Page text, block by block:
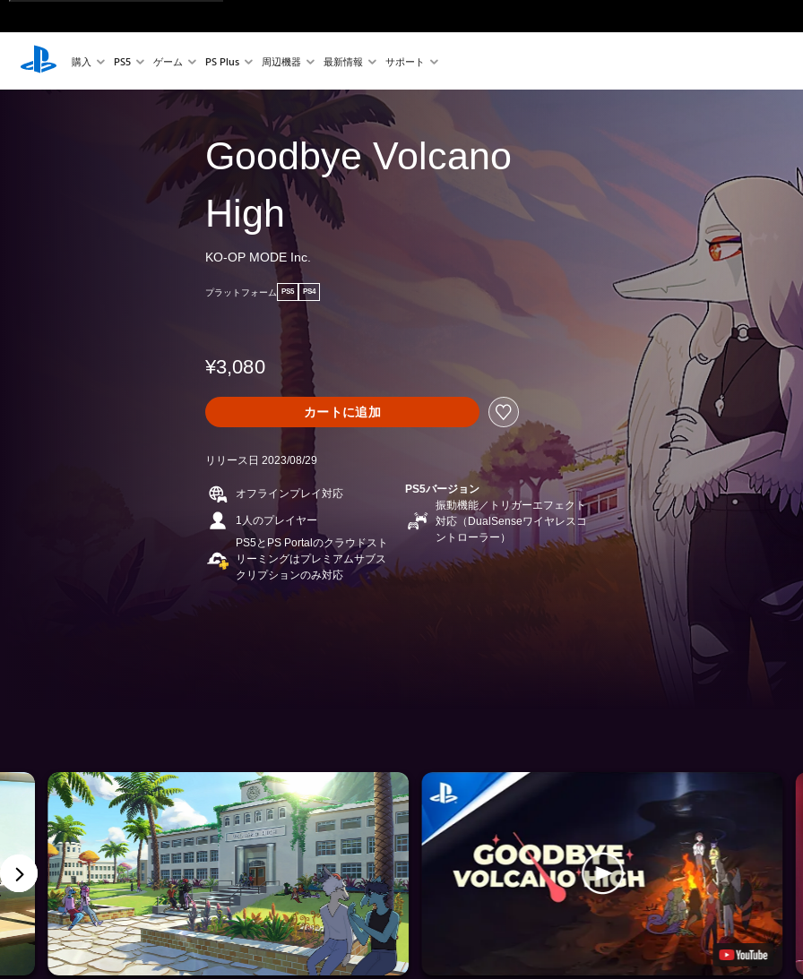
購入 PS5 ゲーム PS Plus 周辺機器 最新情報 サポート
Goodbye Volcano
High
KO-OP MODE Inc.
プラットフォーム PS5 PS4
¥3,080
カートに追加
リリース日 2023/08/29
オフラインプレイ対応
1人のプレイヤー
PS5とPS Portalのクラウドスト
リーミングはプレミアムサブス
クリプションのみ対応
PS5バージョン
振動機能／トリガーエフェクト
対応（DualSenseワイヤレスコ
ントローラー）